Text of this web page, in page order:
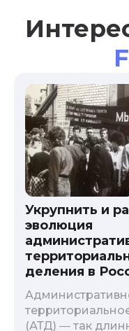
Укрупнить и
эволюция
деления в
(АТД) ― так